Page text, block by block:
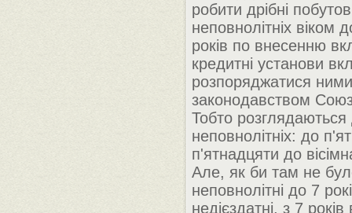
робити дрібні
неповнолітніх віком
років по внесенню
кредитні установи
розпоряджатися
законодавством
Тобто розглядаються
неповнолітніх: до
п'ятнадцяти до
Але, як би там не
неповнолітні до 7
недієздатні, з 7